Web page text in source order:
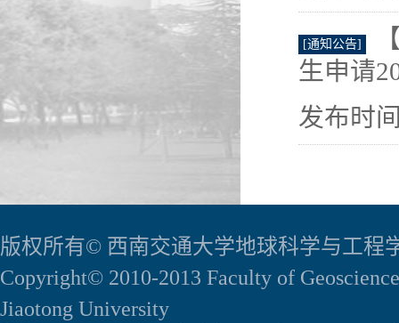
[通知公告]
生申请
发布时
版权所有© 西南交通大学地球科学与工程
Copyright© 2010-2013 Faculty of
Jiaotong University